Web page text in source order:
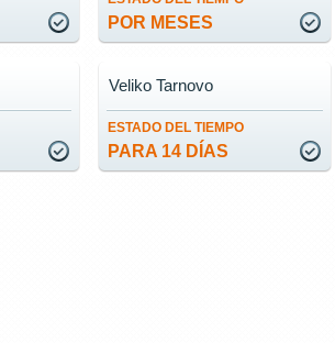
POR MESES
ESTADO DEL TIEMPO
PARA 14 DÍAS
Veliko Tarnovo